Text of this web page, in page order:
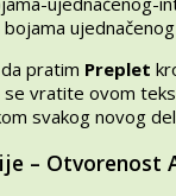
bojama
pratim Preplet
vratite ovom
svakog novog
–